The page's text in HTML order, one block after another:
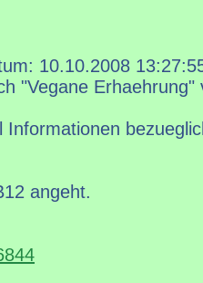
10.10.2008
"Vegane Erhaehrung"
angeht.